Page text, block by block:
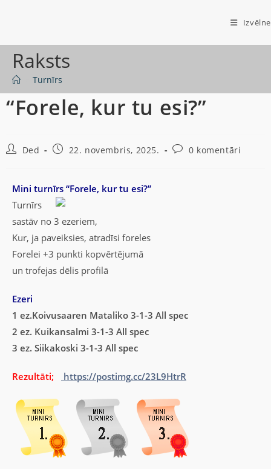
Izvēlne
Raksts
Turnīrs
“Forele, kur tu esi?”
Ded 22. novembris, 2025. 0 komentāri
Mini turnīrs “Forele, kur tu esi?”
Turnīrs
sastāv no 3 ezeriem,
Kur, ja paveiksies, atradīsi foreles
Forelei +3 punkti kopvērtējumā
un trofejas dēlis profilā
Ezeri
1 ez.Koivusaaren Mataliko 3-1-3 All spec
2 ez. Kuikansalmi 3-1-3 All spec
3 ez. Siikakoski 3-1-3 All spec
Rezultāti; https://postimg.cc/23L9HtrR